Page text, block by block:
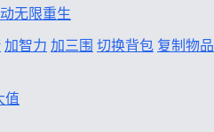
无限重生
加智力 加三围 切换背包 复制物品
值